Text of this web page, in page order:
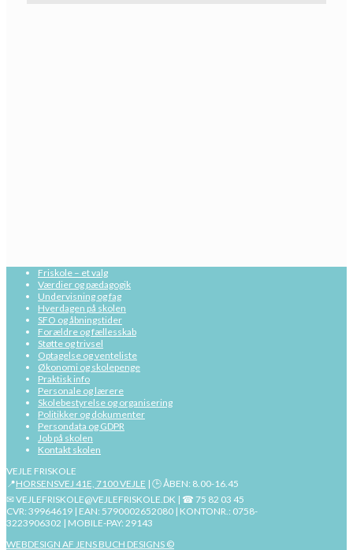
Friskole – et valg
Værdier og pædagogik
Undervisning og fag
Hverdagen på skolen
SFO og åbningstider
Forældre og fællesskab
Støtte og trivsel
Optagelse og venteliste
Økonomi og skolepenge
Praktisk info
Personale og lærere
Skolebestyrelse og organisering
Politikker og dokumenter
Persondata og GDPR
Job på skolen
Kontakt skolen
VEJLE FRISKOLE
📍HORSENSVEJ 41E, 7100 VEJLE | 🕒 ÅBEN: 8.00-16.45
✉ VEJLEFRISKOLE@VEJLEFRISKOLE.DK | ☎ 75 82 03 45
CVR: 39964619 | EAN: 5790002652080 | KONTONR.: 0758-
3223906302 | MOBILE-PAY: 29143
WEBDESIGN AF JENS BUCH DESIGNS ©